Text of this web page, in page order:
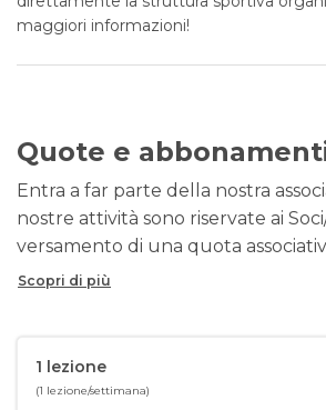
maggiori informazioni!
Quote e
Entra a far parte della nostra
nostre attività sono riservate ai
versamento di una quota
Scopri di più
1 lezione
(1 lezione/settimana)